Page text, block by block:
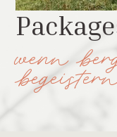
wenn